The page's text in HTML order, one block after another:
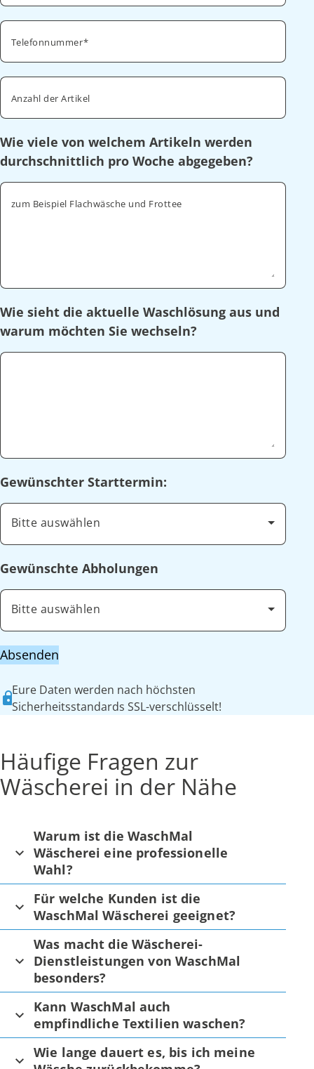
Telefonnummer
Anzahl der Artikel
Wie viele von welchem Artikeln werden
durchschnittlich pro Woche abgegeben?
zum Beispiel Flachwäsche und Frottee
Wie sieht die aktuelle Waschlösung aus und
warum möchten Sie wechseln?
Gewünschter Starttermin:
Bitte auswählen
Gewünschte Abholungen
Bitte auswählen
Absenden
Eure Daten werden nach höchsten
Sicherheitsstandards SSL-verschlüsselt!
Häufige Fragen zur
Wäscherei in der Nähe
Warum ist die WaschMal
Wäscherei eine professionelle
Wahl?
Für welche Kunden ist die
WaschMal Wäscherei geeignet?
Was macht die Wäscherei-
Dienstleistungen von WaschMal
besonders?
Kann WaschMal auch
empfindliche Textilien waschen?
Wie lange dauert es, bis ich meine